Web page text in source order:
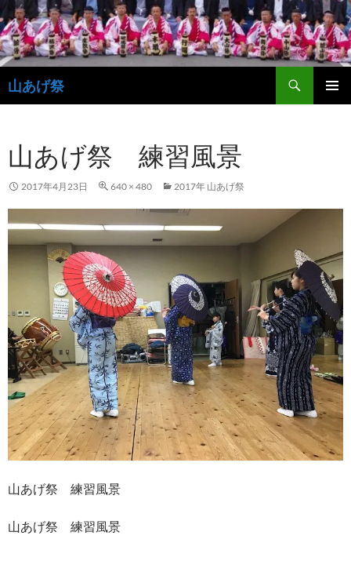
コ
ン
テ
ン
ツ
へ
山あげ祭
索
山あげ祭 練習風景
2017年4月23日 640 × 480 2017年 山あげ祭
山あげ祭 練習風景
山あげ祭 練習風景